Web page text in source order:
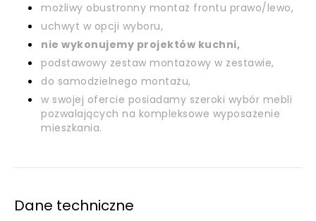
możliwy obustronny montaż frontu prawo/lewo,
uchwyt w opcji wyboru,
nie wykonujemy projektów kuchni,
podstawowy zestaw montażowy w zestawie,
do samodzielnego montażu,
w swojej ofercie posiadamy szeroki wybór mebli
pozwalających na kompleksowe wyposażenie
mieszkania.
Dane techniczne